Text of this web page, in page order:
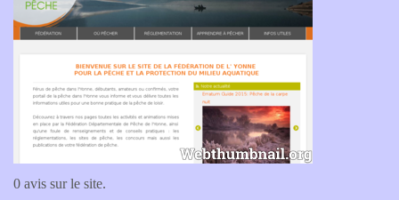
0 avis sur le site.